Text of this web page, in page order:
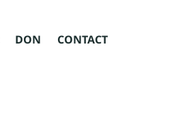
DON CONTACT